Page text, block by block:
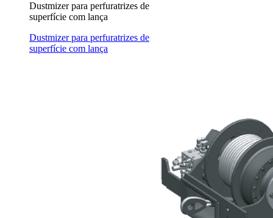
Dustmizer para perfuratrizes de
superfície com lança
Dustmizer para perfuratrizes de
superfície com lança